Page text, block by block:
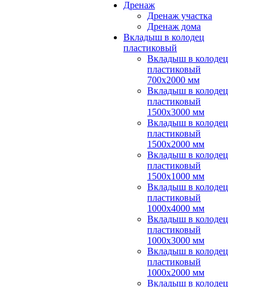
Дренаж
Дренаж участка
Дренаж дома
Вкладыш в колодец
пластиковый
Вкладыш в колодец
пластиковый
700х2000 мм
Вкладыш в колодец
пластиковый
1500х3000 мм
Вкладыш в колодец
пластиковый
1500х2000 мм
Вкладыш в колодец
пластиковый
1500х1000 мм
Вкладыш в колодец
пластиковый
1000х4000 мм
Вкладыш в колодец
пластиковый
1000х3000 мм
Вкладыш в колодец
пластиковый
1000х2000 мм
Вкладыш в колодец